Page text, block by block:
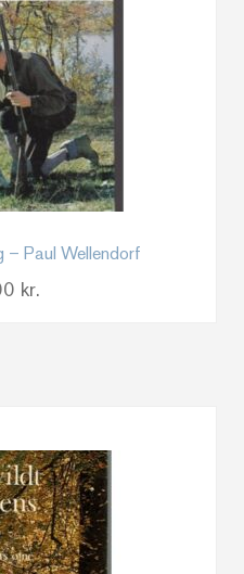
– Paul Wellendorf
kr.